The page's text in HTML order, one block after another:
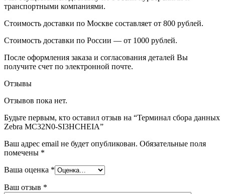
транспортными компаниями.
Стоимость доставки по Москве составляет от 800 рублей.
Стоимость доставки по России — от 1000 рублей.
После оформления заказа и согласования деталей Вы
получите счет по электронной почте.
Отзывы
Отзывов пока нет.
Будьте первым, кто оставил отзыв на “Терминал сбора данных
Zebra MC32N0-SI3HCHEIA”
Ваш адрес email не будет опубликован. Обязательные поля
помечены *
Ваша оценка *
Ваш отзыв *